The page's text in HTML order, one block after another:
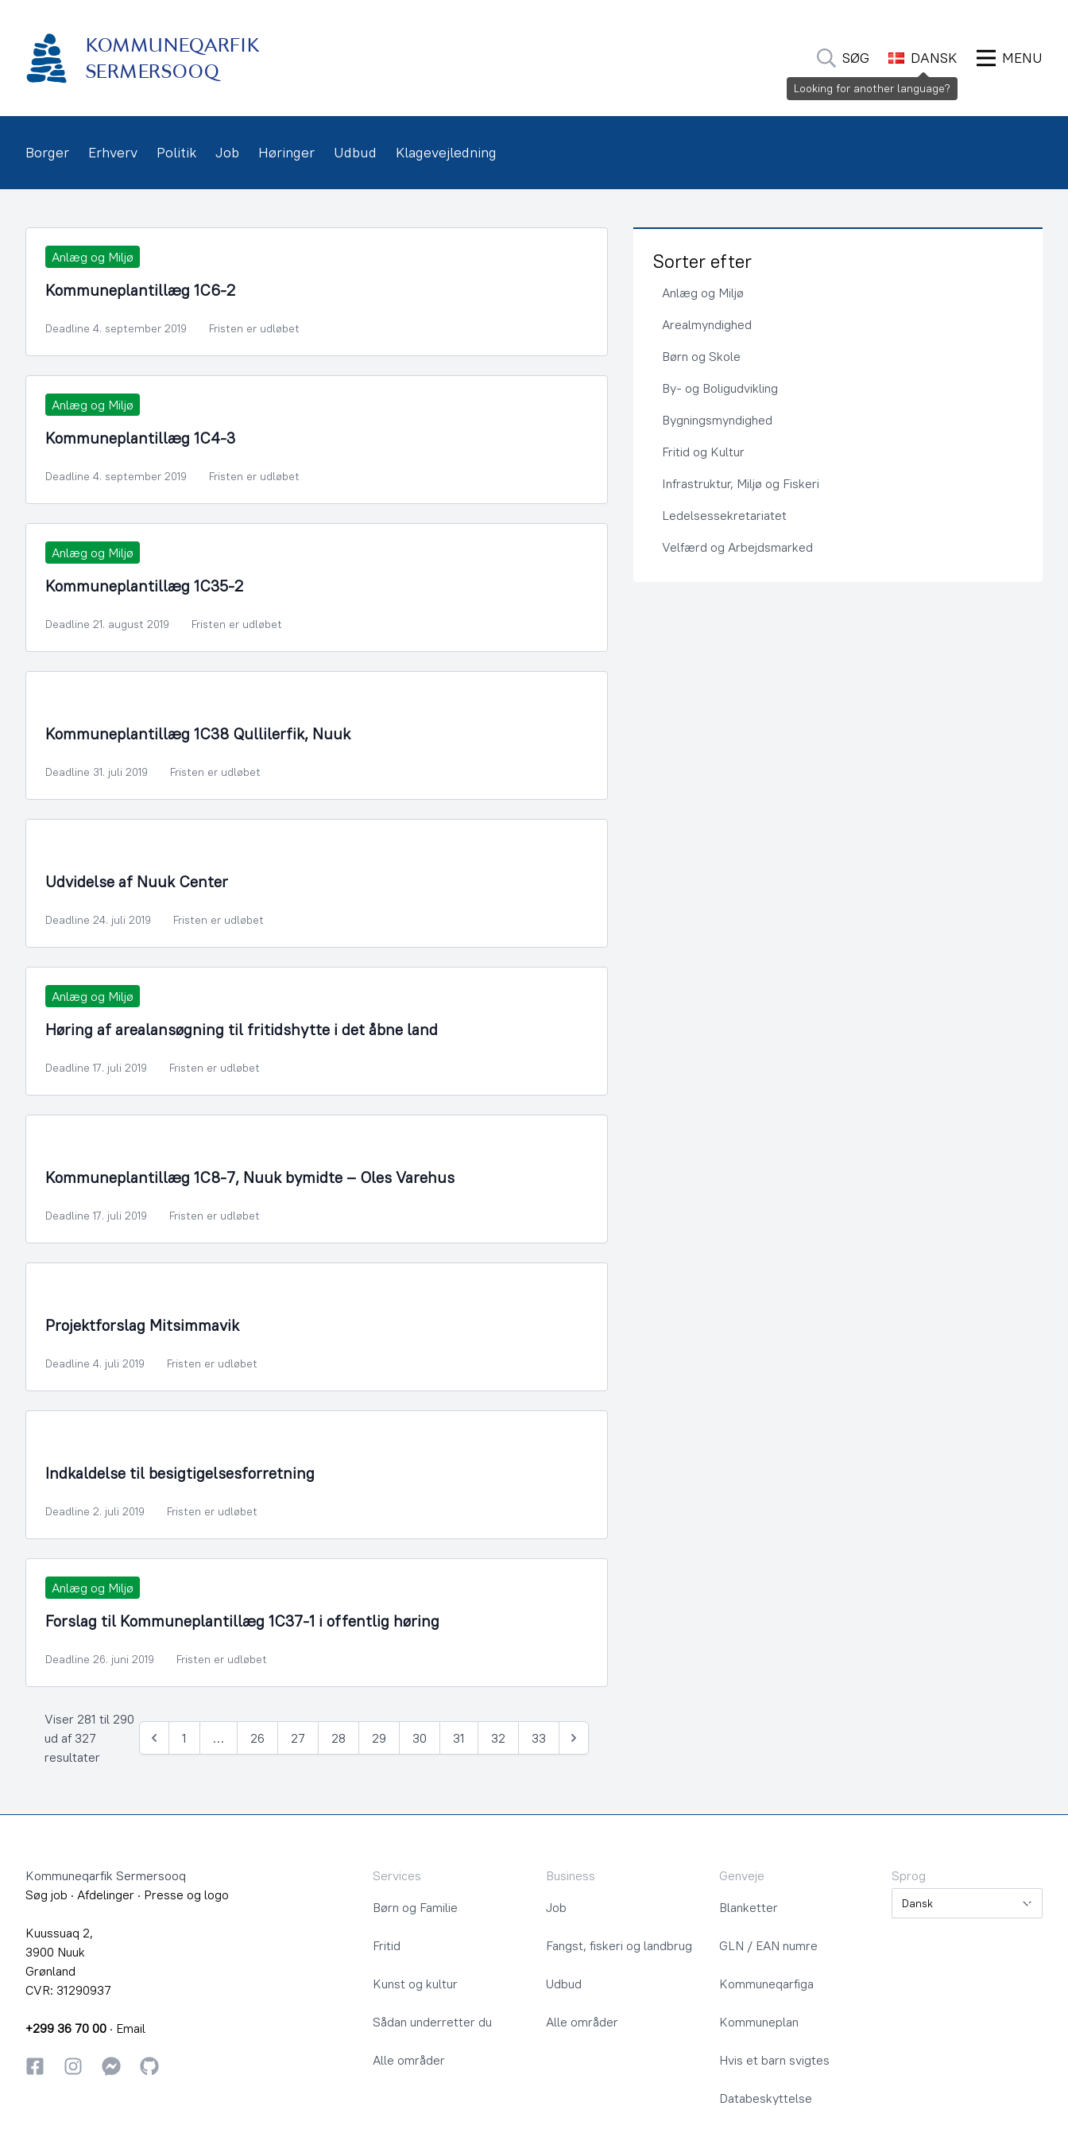
indhold
KOMMUNEQARFIK
SERMERSOOQ
SØG DANSK MENU
Borger Erhverv Politik Job Høringer Udbud Klagevejledning
Anlæg og Miljø
Kommuneplantillæg 1C6-2
Deadline 4. september 2019 Fristen er udløbet
Anlæg og Miljø
Kommuneplantillæg 1C4-3
Deadline 4. september 2019 Fristen er udløbet
Anlæg og Miljø
Kommuneplantillæg 1C35-2
Deadline 21. august 2019 Fristen er udløbet
Kommuneplantillæg 1C38 Qullilerfik, Nuuk
Deadline 31. juli 2019 Fristen er udløbet
Udvidelse af Nuuk Center
Deadline 24. juli 2019 Fristen er udløbet
Anlæg og Miljø
Høring af arealansøgning til fritidshytte i det åbne land
Deadline 17. juli 2019 Fristen er udløbet
Kommuneplantillæg 1C8-7, Nuuk bymidte – Oles Varehus
Deadline 17. juli 2019 Fristen er udløbet
Projektforslag Mitsimmavik
Deadline 4. juli 2019 Fristen er udløbet
Indkaldelse til besigtigelsesforretning
Deadline 2. juli 2019 Fristen er udløbet
Anlæg og Miljø
Forslag til Kommuneplantillæg 1C37-1 i offentlig høring
Deadline 26. juni 2019 Fristen er udløbet
Viser 281 til 290
ud af 327
resultater
Forrige
1 … 26 27 28 29 30 31 32 33
Næste
Sorter efter
Anlæg og Miljø
Arealmyndighed
Børn og Skole
By- og Boligudvikling
Bygningsmyndighed
Fritid og Kultur
Infrastruktur, Miljø og Fiskeri
Ledelsessekretariatet
Velfærd og Arbejdsmarked
Kommuneqarfik Sermersooq
Søg job · Afdelinger · Presse og logo
Kuussuaq 2,
3900 Nuuk
Grønland
CVR: 31290937
+299 36 70 00 · Email
FacebookInstagramInstagram
GitHub
Services
Børn og Familie
Fritid
Kunst og kultur
Sådan underretter du
Alle områder
Business
Job
Fangst, fiskeri og landbrug
Udbud
Alle områder
Genveje
Blanketter
GLN / EAN numre
Kommuneqarfiga
Kommuneplan
Hvis et barn svigtes
Databeskyttelse
Sprog
Sprog